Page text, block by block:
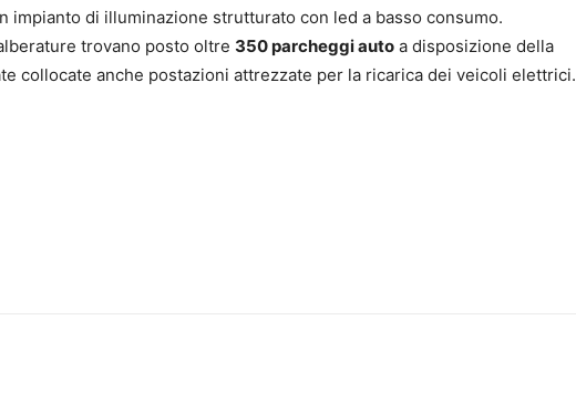
impianto di illuminazione strutturato con led a basso consumo.
trovano posto oltre 350 parcheggi auto a disposizione della
collocate anche postazioni attrezzate per la ricarica dei veicoli elettrici.